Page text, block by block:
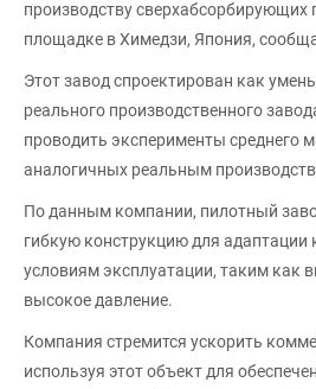
производству сверхабсорбирующих
площадке в Химедзи, Япония,
Этот завод спроектирован как
реального производственного
проводить эксперименты среднего
аналогичных реальным
По данным компании, пилотный
гибкую конструкцию для адаптации
условиям эксплуатации, таким как
высокое давление.
Компания стремится ускорить
используя этот объект для